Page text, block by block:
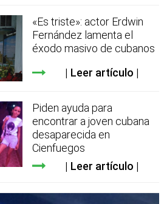
«Es triste»: actor Erdwin
Fernández lamenta el
éxodo masivo de cubanos
Leer artículo
Piden ayuda para
encontrar a joven cubana
desaparecida en
Cienfuegos
Leer artículo